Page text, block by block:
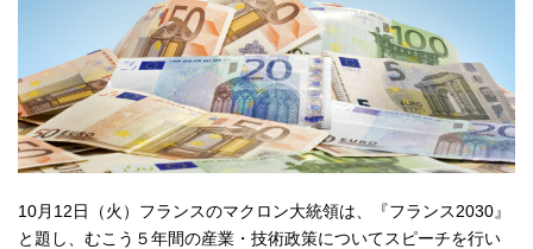
10月12日（火）フランスのマクロン大統領は、『フランス2030』
と題し、むこう５年間の産業・技術政策についてスピーチを行い